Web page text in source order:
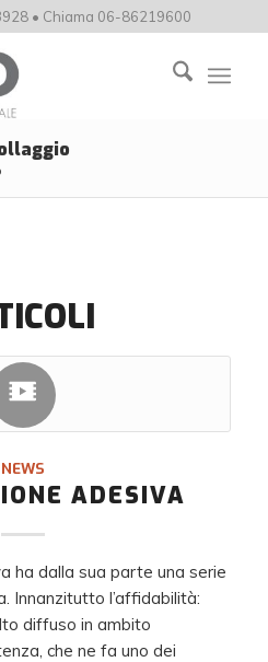
• Chiama 06-86219600
NEWS
ADESIVA
ha dalla sua parte una serie
Innanzitutto l’affidabilità:
diffuso in ambito
che ne fa uno dei